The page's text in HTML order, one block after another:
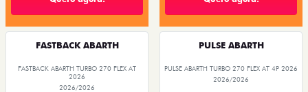
FASTBACK ABARTH
FASTBACK ABARTH TURBO 270 FLEX AT
2026
2026/2026
PULSE ABARTH
PULSE ABARTH TURBO 270 FLEX AT 4P 2026
2026/2026